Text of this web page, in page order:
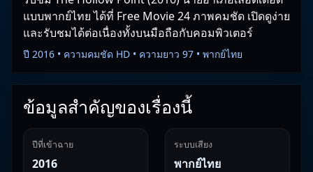
แบบพากย์ไทย ได้ที่ Free Movie 24 ภาพคมชัด เปิดดูง่าย
และรับชมได้ต่อเนื่องทั้งบนมือถือกับคอมพิวเตอร์
ปี 2016 • ความคมชัด HD • ความยาว 97 • พากย์ไทย
ข้อมูลสำคัญของเรื่องนี้
ปีที่เข้าฉาย
2016
ระบบเสียง
พากย์ไทย